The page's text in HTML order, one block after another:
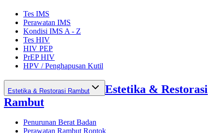
Tes IMS
Perawatan IMS
Kondisi IMS A - Z
Tes HIV
HIV PEP
PrEP HIV
HPV / Penghapusan Kutil
Estetika & Restorasi Rambut
Estetika & Restorasi
Rambut
Penurunan Berat Badan
Perawatan Rambut Rontok